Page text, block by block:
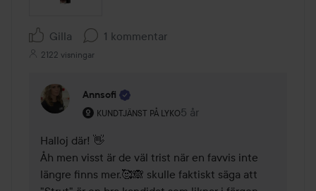
Gilla 1 kommentar
2122 visningar
Annsofi
KUNDTJÄNST PÅ LYKO
Användarens roll: Kundtjänst på Lyko.
5 år
Kommentaren lades 5 år
Halloj där! 👋
Åh men visst är de väl trist när en favvis inte
längre finns mer.🥰🙈 skulle faktiskt säga att